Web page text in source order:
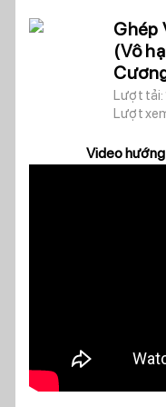
Ghép
(Vô
Lượt tải:
Lượt
Video